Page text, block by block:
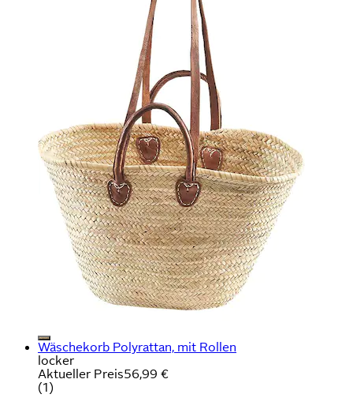
Wäschekorb Polyrattan, mit Rollen
locker
Aktueller Preis56,99 €
(1)